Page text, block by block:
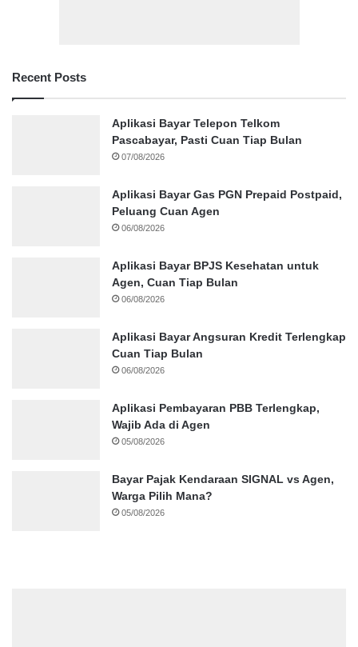
Recent Posts
Aplikasi Bayar Telepon Telkom
Pascabayar, Pasti Cuan Tiap Bulan
07/08/2026
Aplikasi Bayar Gas PGN Prepaid Postpaid,
Peluang Cuan Agen
06/08/2026
Aplikasi Bayar BPJS Kesehatan untuk
Agen, Cuan Tiap Bulan
06/08/2026
Aplikasi Bayar Angsuran Kredit Terlengkap
Cuan Tiap Bulan
06/08/2026
Aplikasi Pembayaran PBB Terlengkap,
Wajib Ada di Agen
05/08/2026
Bayar Pajak Kendaraan SIGNAL vs Agen,
Warga Pilih Mana?
05/08/2026